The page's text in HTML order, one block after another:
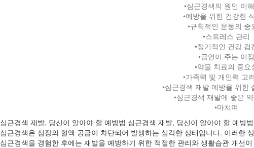
•심근경색의 원인 이
•예방을 위한 건강한
•규칙적인 운동의 중
•스트레스 관리
•정기적인 건강 검
•금연이 주는 이점
•약물 치료의 중요
•가족력 및 개인력 고
•심근경색 재발 예방을 위한
•심근경색 재발에 좋은
•마치며
심근경색 재발, 당신이 알아야 할 예방법 심근경색 재발, 당신이 알아야 할 예방법
심근경색은 심장의 혈액 공급이 차단되어 발생하는 심각한 상태입니다. 이러한
심근경색을 경험한 후에는 재발을 예방하기 위한 적절한 관리와 생활습관 개선